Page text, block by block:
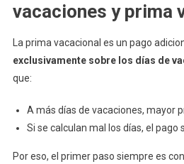
vacaciones y prima
La prima vacacional es un pago
exclusivamente sobre los días de
que:
A más días de vacaciones, mayor
Si se calculan mal los días, el pago
Por eso, el primer paso siempre es